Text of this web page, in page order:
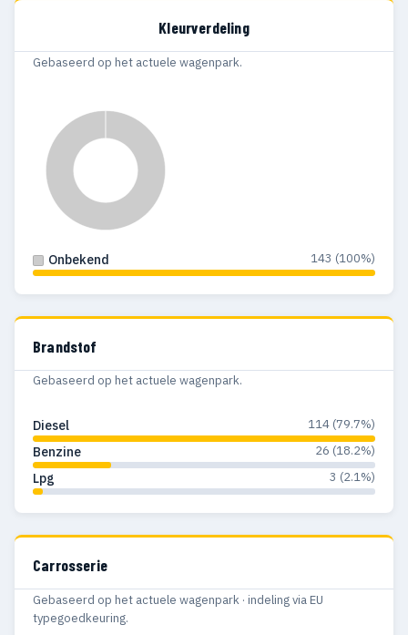
Kleurverdeling
Gebaseerd op het actuele wagenpark.
Onbekend 143 (100%)
Brandstof
Gebaseerd op het actuele wagenpark.
Diesel 114 (79.7%)
Benzine 26 (18.2%)
Lpg 3 (2.1%)
Carrosserie
Gebaseerd op het actuele wagenpark · indeling via EU
typegoedkeuring.